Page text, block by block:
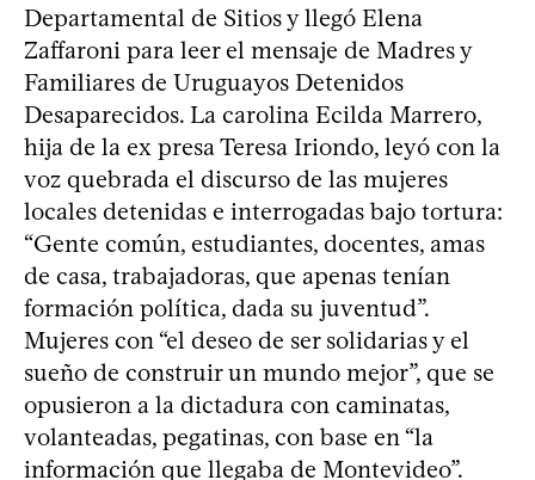
Departamental de Sitios y llegó Elena
Zaffaroni para leer el mensaje de Madres y
Familiares de Uruguayos Detenidos
Desaparecidos. La carolina Ecilda Marrero,
hija de la ex presa Teresa Iriondo, leyó con la
voz quebrada el discurso de las mujeres
locales detenidas e interrogadas bajo tortura:
“Gente común, estudiantes, docentes, amas
de casa, trabajadoras, que apenas tenían
formación política, dada su juventud”.
Mujeres con “el deseo de ser solidarias y el
sueño de construir un mundo mejor”, que se
opusieron a la dictadura con caminatas,
volanteadas, pegatinas, con base en “la
información que llegaba de Montevideo”.